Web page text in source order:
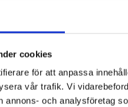
cookies
för att anpassa
vår trafik. Vi
annons- och analysföretag